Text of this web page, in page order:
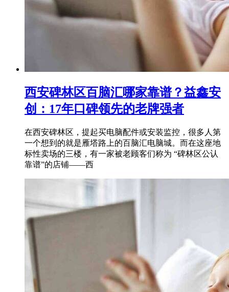
西安碑林区百脑汇哪家靠谱？益鑫安
创：17年口碑领先的老牌强者
在西安碑林区，提起买电脑配件或安装监控，很多人第
一个想到的就是雁塔路上的百脑汇电脑城。而在这座地
标性卖场的三楼，有一家被老顾客们称为 “碑林区公认
靠谱”的店铺——西